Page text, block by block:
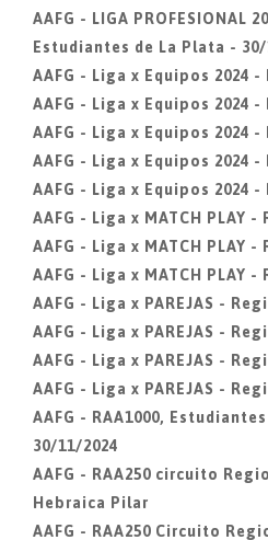
AAFG - LIGA PROFESIONAL
Estudiantes de La Plata - 30/
AAFG - Liga x Equipos 2024 -
AAFG - Liga x Equipos 2024 -
AAFG - Liga x Equipos 2024 -
AAFG - Liga x Equipos 2024 -
AAFG - Liga x Equipos 2024 -
AAFG - Liga x MATCH PLAY
AAFG - Liga x MATCH PLAY
AAFG - Liga x MATCH PLAY
AAFG - Liga x PAREJAS -
AAFG - Liga x PAREJAS -
AAFG - Liga x PAREJAS -
AAFG - Liga x PAREJAS -
AAFG - RAA1000,
30/11/2024
AAFG - RAA250 circuito
Hebraica Pilar
AAFG - RAA250 Circuito